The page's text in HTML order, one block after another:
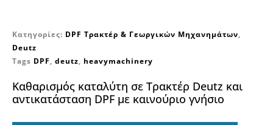
Κατηγορίες: DPF Τρακτέρ & Γεωργικών Μηχανημάτων,
Deutz
Tags DPF, deutz, heavymachinery
Καθαρισμός καταλύτη σε Τρακτέρ Deutz και
αντικατάσταση DPF με καινούριο γνήσιο